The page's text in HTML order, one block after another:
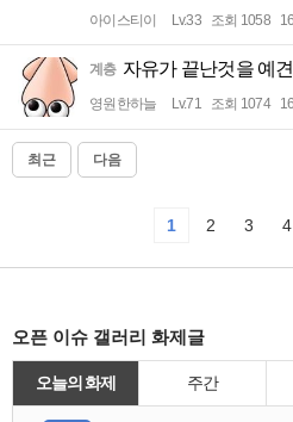
아이스티이 Lv.33 조회 1058
계층 자유가 끝난것을 예
영원한하늘 Lv.71 조회 1074
최근 다음
1 2 3 4
오픈 이슈 갤러리 화제글
오늘의 화제 주간